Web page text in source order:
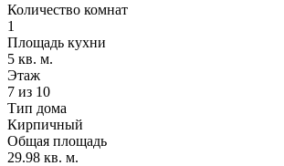
Количество комнат
1
Площадь кухни
5 кв. м.
Этаж
7 из 10
Тип дома
Кирпичный
Общая площадь
29.98 кв. м.